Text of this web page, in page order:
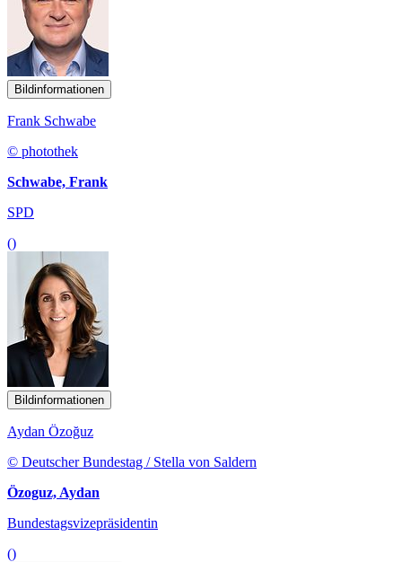
Bildinformationen
Frank Schwabe
© photothek
Schwabe, Frank
SPD
()
Bildinformationen
Aydan Özoğuz
© Deutscher Bundestag / Stella von Saldern
Özoguz, Aydan
Bundestagsvizepräsidentin
()